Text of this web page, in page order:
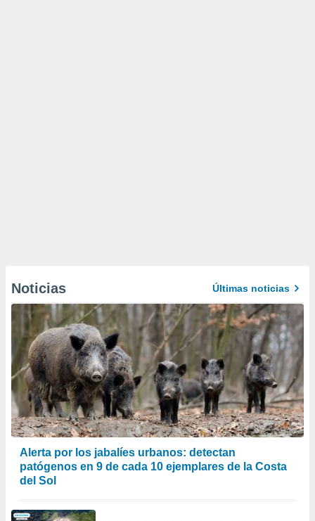
Noticias Últimas noticias
Alerta por los jabalíes urbanos: detectan
patógenos en 9 de cada 10 ejemplares de la Costa
del Sol